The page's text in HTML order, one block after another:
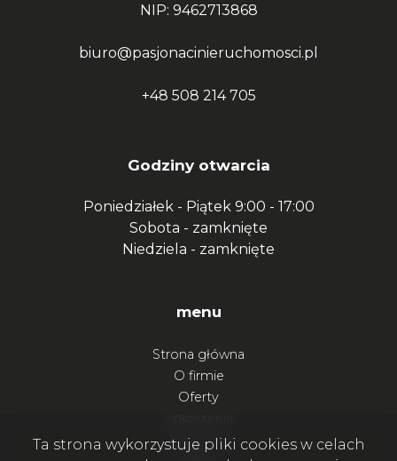
NIP: 9462713868
biuro@pasjonacinieruchomosci.pl
+48 508 214 705
Godziny otwarcia
Poniedziałek - Piątek9:00 - 17:00
Sobota - zamknięte
Niedziela - zamknięte
menu
Strona główna
O firmie
Oferty
Ulubione
Ta strona wykorzystuje pliki cookies w celach